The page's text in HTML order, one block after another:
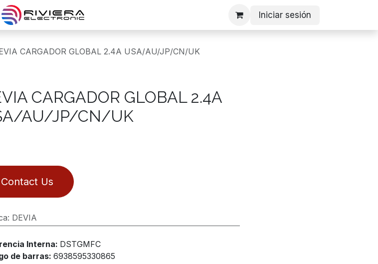
Iniciar sesión
CARGADOR GLOBAL 2.4A USA/AU/JP/CN/UK
CARGADOR GLOBAL 2.4A
AU/JP/CN/UK
Contact Us
: DEVIA
Interna: DSTGMFC
de barras: 6938595330865